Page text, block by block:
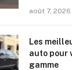
août 7, 2026
Les
auto pour
gamme